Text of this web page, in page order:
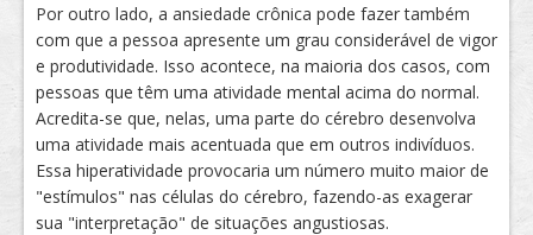
Por outro lado, a ansiedade crônica pode fazer também
com que a pessoa apresente um grau considerável de vigor
e produtividade. Isso acontece, na maioria dos casos, com
pessoas que têm uma atividade mental acima do normal.
Acredita-se que, nelas, uma parte do cérebro desenvolva
uma atividade mais acentuada que em outros indivíduos.
Essa hiperatividade provocaria um número muito maior de
"estímulos" nas células do cérebro, fazendo-as exagerar
sua "interpretação" de situações angustiosas.